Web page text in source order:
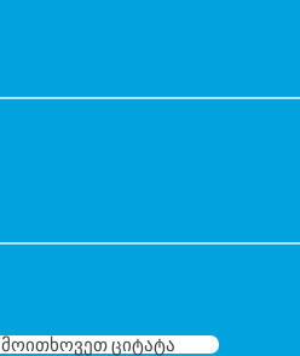
მოითხოვეთ ციტატა